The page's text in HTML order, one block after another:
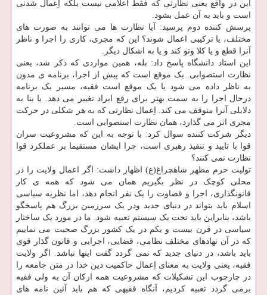
این در واقع یعنی نظارتی که فقط اعلامی نیست بلکه اِعمال شدنی
است و باید به آن عمل بشود.
پرسش کننده دوم پرسید: آیا نظارت ها می توانند به صورت های
مختلف، یا ترکیبی اعمال شوند؟ این که مجری، کاری را اجرا و ناظر
آنرا قطع و یا کلا وتو کند و یا به اشکال دیگر.
این استاد دانشگاه پاسخ داد: بله، همین مواردی که ذکر شد، یعنی
نظارت استصوابی. یک موقع است که پیش از اجرا، برنامه ی مدون
به ناظر داده می شود یا یک موقع است فقیه، مسیر یک برنامه
درحال اجرا را به سمت بهتر برای رفع ایراد تغییر می دهد. یا بنا به
دلایلی آنرا متوقف می کند. اِعمال نظارتی که به هر شکلی در حرکت
مجری اثر می گذارد، همان نظارت استصوابی است.
دیگر شرکت کننده سوال کرد: با توجه به این که مشروعیت سران
قوا با تایید و تنفیذ رهبری است، چرا ایشان مستقیما بر عملکرد قوا
نظارت نمی کنند؟
تولیت حرم مطهر شاهچراغ(ع) اظهار داشت: اگر اعمال ولایت را در
محلی کوچک در نظر بگیریم همان می شود که همه ی کار
قانونگذاری، اجرا و قضاوت را یک نفر انجام دهد، اما نظریه سیاسی
اسلام باید بتواند در دنیای جدید ودر یک سرزمین بزرگ هم پاسخگو
باشد، بنابراین باید تحت یک سیستم تعبیه شود. ما در مورد یک ساختار
سیاسی در قرن بیست و یکم در یک کشور بزرگ صحبت می نماییم
که در آن نهادهای مختلف نظامی، قضایی، اجرایی و قانون گذار قوی
باید باشد، در دنیای جدید که نمی گردد گفت اینها نباشد. اگر ولایت
فقیه، یعنی ولایت به معنای اِعمال حاکمیت دین خدا در متن جامعه را
در چارچوب این تشکیلات که مشروعیت همه ارکان آن به ولی فقیه
برمی گردد تعبیه کردیم، آنگاه فقیهی که هم باید آئین نامه های